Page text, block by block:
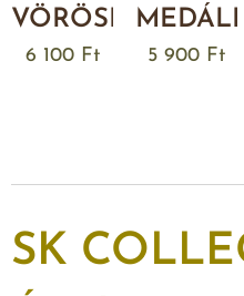
VÖRÖSRÉZBŐL
6 100Ft 5 900 Ft
SK